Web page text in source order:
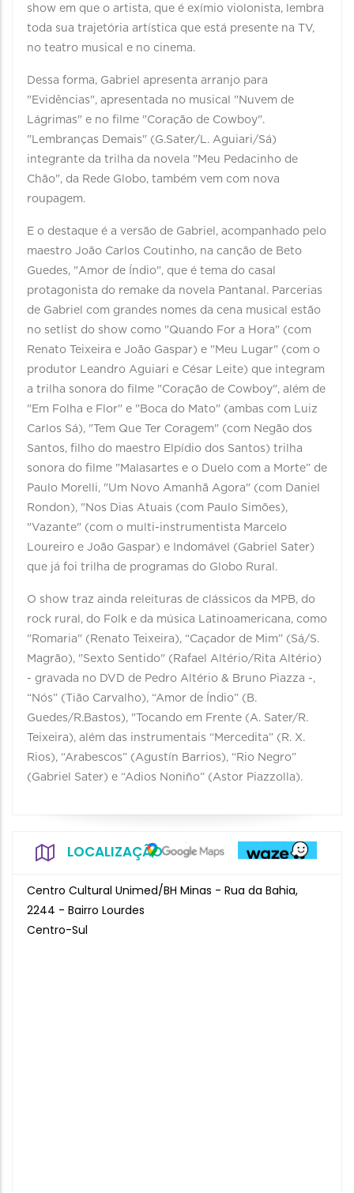
show em que o artista, que é exímio violonista, lembra
toda sua trajetória artística que está presente na TV,
no teatro musical e no cinema.
Dessa forma, Gabriel apresenta arranjo para
"Evidências", apresentada no musical "Nuvem de
Lágrimas" e no filme "Coração de Cowboy".
"Lembranças Demais" (G.Sater/L. Aguiari/Sá)
integrante da trilha da novela "Meu Pedacinho de
Chão", da Rede Globo, também vem com nova
roupagem.
E o destaque é a versão de Gabriel, acompanhado pelo
maestro João Carlos Coutinho, na canção de Beto
Guedes, "Amor de Índio", que é tema do casal
protagonista do remake da novela Pantanal. Parcerias
de Gabriel com grandes nomes da cena musical estão
no setlist do show como "Quando For a Hora" (com
Renato Teixeira e João Gaspar) e "Meu Lugar" (com o
produtor Leandro Aguiari e César Leite) que integram
a trilha sonora do filme "Coração de Cowboy", além de
"Em Folha e Flor" e "Boca do Mato" (ambas com Luiz
Carlos Sá), "Tem Que Ter Coragem" (com Negão dos
Santos, filho do maestro Elpídio dos Santos) trilha
sonora do filme "Malasartes e o Duelo com a Morte” de
Paulo Morelli, "Um Novo Amanhã Agora" (com Daniel
Rondon), "Nos Dias Atuais (com Paulo Simões),
"Vazante" (com o multi-instrumentista Marcelo
Loureiro e João Gaspar) e Indomável (Gabriel Sater)
que já foi trilha de programas do Globo Rural.
O show traz ainda releituras de clássicos da MPB, do
rock rural, do Folk e da música Latinoamericana, como
"Romaria" (Renato Teixeira), “Caçador de Mim” (Sá/S.
Magrão), "Sexto Sentido" (Rafael Altério/Rita Altério)
- gravada no DVD de Pedro Altério & Bruno Piazza -,
“Nós” (Tião Carvalho), “Amor de Índio” (B.
Guedes/R.Bastos), "Tocando em Frente (A. Sater/R.
Teixeira), além das instrumentais “Mercedita” (R. X.
Rios), “Arabescos” (Agustín Barrios), “Rio Negro”
(Gabriel Sater) e “Adios Noniño” (Astor Piazzolla).
LOCALIZAÇÃO
Centro Cultural Unimed/BH Minas - Rua da Bahia,
2244 - Bairro Lourdes
Centro-Sul